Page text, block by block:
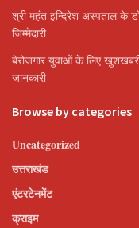
श्री महंत इन्दिरेश अस्पताल के
जिम्मेदारी
बेरोजगार युवाओं के लिए
जानकारी
Browse by categories
Uncategorized
उत्तराखंड
एंटरटेनमेंट
क्राइम